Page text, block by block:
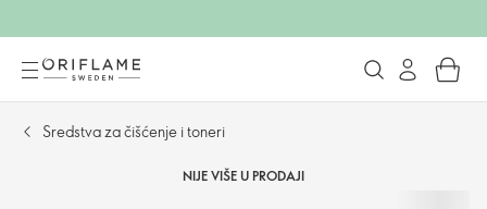
Sredstva za čišćenje i toneri
NIJE VIŠE U PRODAJI